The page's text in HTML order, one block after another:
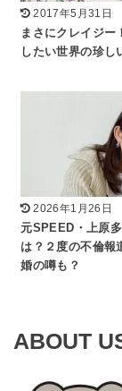
2017年5月31日
まさにクレイジー
したい世界の珍し
2026年1月26日
元SPEED・上原
は？２度の不倫報
婚の噂も？
ABOUT